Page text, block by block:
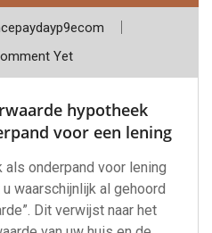
Yet
hypotheek
voor een lening
als onderpand voor lening
waarschijnlijk al gehoord
Dit verwijst naar het